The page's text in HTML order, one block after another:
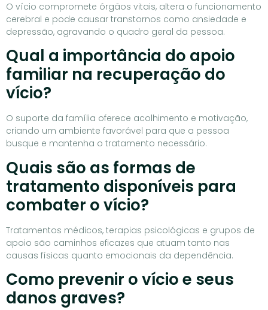
O vício compromete órgãos vitais, altera o funcionamento
cerebral e pode causar transtornos como ansiedade e
depressão, agravando o quadro geral da pessoa.
Qual a importância do apoio
familiar na recuperação do
vício?
O suporte da família oferece acolhimento e motivação,
criando um ambiente favorável para que a pessoa
busque e mantenha o tratamento necessário.
Quais são as formas de
tratamento disponíveis para
combater o vício?
Tratamentos médicos, terapias psicológicas e grupos de
apoio são caminhos eficazes que atuam tanto nas
causas físicas quanto emocionais da dependência.
Como prevenir o vício e seus
danos graves?